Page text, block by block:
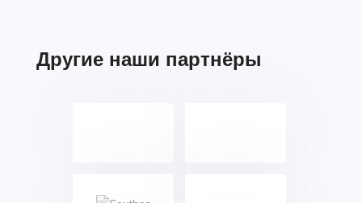
Другие наши партнёры